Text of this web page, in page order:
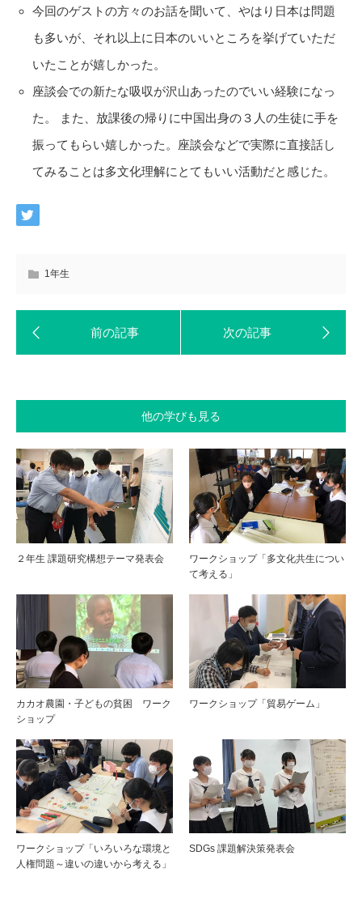
今回のゲストの方々のお話を聞いて、やはり日本は問題
も多いが、それ以上に日本のいいところを挙げていただ
いたことが嬉しかった。
座談会での新たな吸収が沢山あったのでいい経験になっ
た。 また、放課後の帰りに中国出身の３人の生徒に手を
振ってもらい嬉しかった。座談会などで実際に直接話し
てみることは多文化理解にとてもいい活動だと感じた。
1年生
他の学びも見る
２年生 課題研究構想テーマ発表会
ワークショップ「多文化共生につい
て考える」
カカオ農園・子どもの貧困 ワーク
ショップ
ワークショップ「貿易ゲーム」
ワークショップ「いろいろな環境と
人権問題～違いの違いから考える」
SDGs 課題解決策発表会